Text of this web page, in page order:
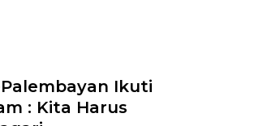
Ikuti
: Kita Harus